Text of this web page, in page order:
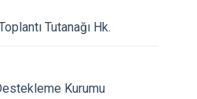
Tutanağı Hk.
Kurumu